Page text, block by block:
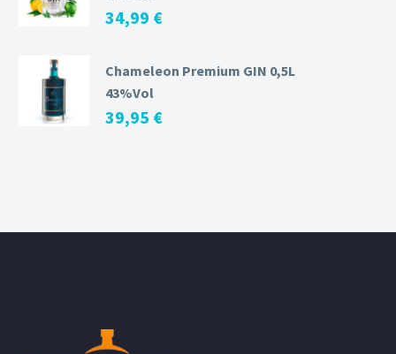
34,99 €
Chameleon Premium GIN 0,5L
43%Vol
39,95 €